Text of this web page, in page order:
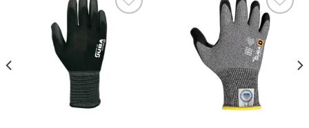
Ajouter à la liste d’envies Ajouter à la liste d’envies